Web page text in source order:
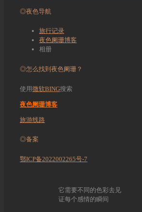
◎夜色导航
旅行记录
夜色阑珊博客
相册
◎怎么找到夜色阑珊？
使用微软BING搜索
夜色阑珊博客
旅游线路
◎备案
鄂ICP备2022002265号-7
它需要不同的色彩去见
证每个感情的瞬间